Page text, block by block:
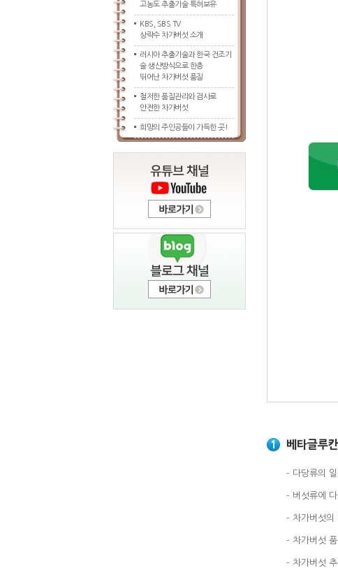
고농도 추출기술 특허보유
KBS, SBS TV
상락수 차가버섯 소개
러시아 추출기술과 한국 건조기
술 생산방식으로 한층
뛰어난 차가버섯 품질
철저한 품질관리와 검사로
안전한 차가버섯
희망의 주인공들이 가득한 곳!
1 베타글루
- 다당류의
- 버섯류에
- 차가버섯
- 차가버섯
- 차가버섯